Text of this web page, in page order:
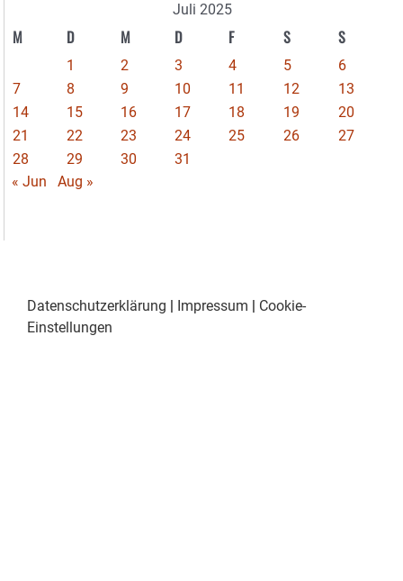
Juli 2025
M D M D F S S
1 2 3 4 5
6
7
8 9 10 11 12
13
14
15 16 17 18 19
20
21
22 23 24 25 26
27
28
29 30
31
« Jun
Aug »
Datenschutzerklärung Impressum
Cookie-
Einstellungen